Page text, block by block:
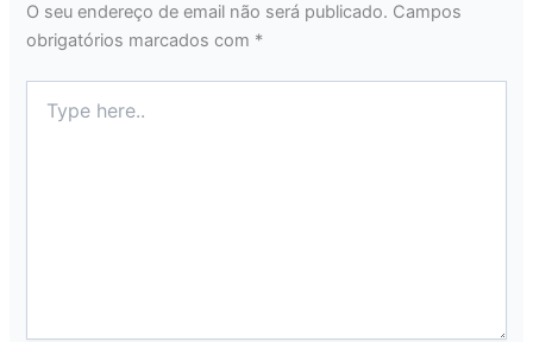
O seu endereço de email não será publicado. Campos
obrigatórios marcados com *
here..